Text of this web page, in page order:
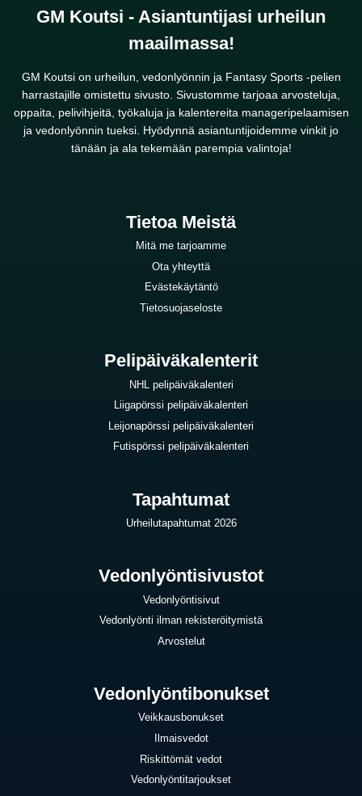
GM Koutsi - Asiantuntijasi urheilun
maailmassa!
GM Koutsi on urheilun, vedonlyönnin ja Fantasy Sports -pelien
harrastajille omistettu sivusto. Sivustomme tarjoaa arvosteluja,
oppaita, pelivihjeitä, työkaluja ja kalentereita manageripelaamisen
ja vedonlyönnin tueksi. Hyödynnä asiantuntijoidemme vinkit jo
tänään ja ala tekemään parempia valintoja!
Tietoa Meistä
Mitä me tarjoamme
Ota yhteyttä
Evästekäytäntö
Tietosuojaseloste
Pelipäiväkalenterit
NHL pelipäiväkalenteri
Liigapörssi pelipäiväkalenteri
Leijonapörssi pelipäiväkalenteri
Futispörssi pelipäiväkalenteri
Tapahtumat
Urheilutapahtumat 2026
Vedonlyöntisivustot
Vedonlyöntisivut
Vedonlyönti ilman rekisteröitymistä
Arvostelut
Vedonlyöntibonukset
Veikkausbonukset
Ilmaisvedot
Riskittömät vedot
Vedonlyöntitarjoukset